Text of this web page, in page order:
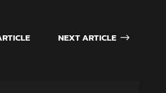
NEXT ARTICLE $